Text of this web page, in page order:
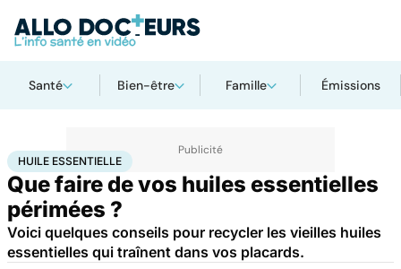
Santé Bien-être Famille Émissions
Accueil SantéHuile essentielle
HUILE ESSENTIELLE
Que faire de vos huiles essentielles
périmées ?
Voici quelques conseils pour recycler les vieilles huiles
essentielles qui traînent dans vos placards.